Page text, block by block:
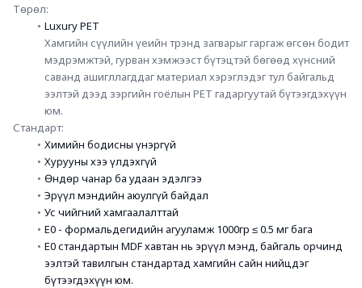
Төрөл:
Luxury PET
Хамгийн сүүлийн үеийн трэнд загварыг гаргаж өгсөн бодит
мэдрэмжтэй, гурван хэмжээст бүтэцтэй бөгөөд хүнсний
саванд ашигллагддаг материал хэрэглэдэг тул байгальд
ээлтэй дээд зэргийн гоёлын PET гадаргуутай бүтээгдэхүүн
юм.
Стандарт:
Химийн бодисны үнэргүй
Хурууны хээ үлдэхгүй
Өндөр чанар ба удаан эдэлгээ
Эрүүл мэндийн аюулгүй байдал
Ус чийгний хамгаалалттай
E0 - формальдегидийн агууламж 1000гр ≤ 0.5 мг бага
E0 стандартын MDF хавтан нь эрүүл мэнд, байгаль орчинд
ээлтэй тавилгын стандартад хамгийн сайн нийцдэг
бүтээгдэхүүн юм.